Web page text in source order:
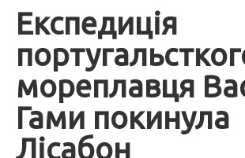
Експедиція
мореплавця
Гами покинула
Лісабон